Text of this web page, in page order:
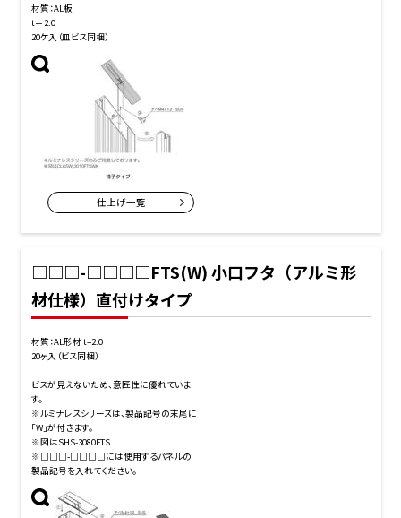
材質：AL板
t＝2.0
20ケ入（皿ビス同梱）
仕上げ一覧
□□□-□□□□FTS(W) 小口フタ（アルミ形
材仕様）直付けタイプ
材質：AL形材 t=2.0
20ヶ入（ビス同梱）
ビスが見えないため、意匠性に優れていま
す。
※ルミナレスシリーズは、製品記号の末尾に
「W」が付きます。
※図はSHS-3080FTS
※□□□-□□□□には使用するパネルの
製品記号を入れてください。